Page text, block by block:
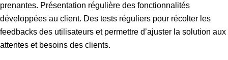
prenantes. Présentation régulière des fonctionnalités
développées au client. Des tests réguliers pour récolter les
feedbacks des utilisateurs et permettre d’ajuster la solution aux
attentes et besoins des clients.